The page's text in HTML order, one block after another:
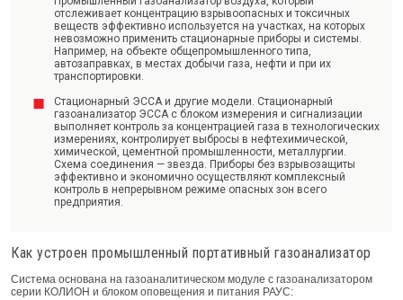
отслеживает концентрацию взрывоопасных и токсичных
веществ эффективно используется на участках, на которых
невозможно применить стационарные приборы и системы.
Например, на объекте общепромышленного типа,
автозаправках, в местах добычи газа, нефти и при их
транспортировки.
Стационарный ЭССА и другие модели. Стационарный
газоанализатор ЭССА с блоком измерения и сигнализации
выполняет контроль за концентрацией газа в технологических
измерениях, контролирует выбросы в нефтехимической,
химической, цементной промышленности, металлургии.
Схема соединения — звезда. Приборы без взрывозащиты
эффективно и экономично осуществляют комплексный
контроль в непрерывном режиме опасных зон всего
предприятия.
Как устроен промышленный портативный газоанализатор
Система основана на газоаналитическом модуле с газоанализатором
серии КОЛИОН и блоком оповещения и питания РАУС: